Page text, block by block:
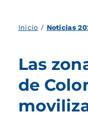
Inicio / Noticias
Las
de